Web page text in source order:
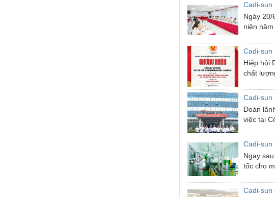
Cadi-sun
Ngày
niên
Cadi-sun
Hiệp hội
chất
Cadi-sun
Đoàn
việc tại
Cadi-sun
Ngay
tốc cho
Cadi-sun